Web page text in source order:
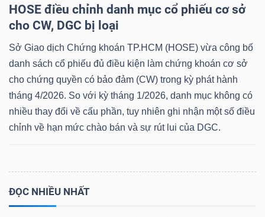
HOSE điều chỉnh danh mục cổ phiếu cơ sở
cho CW, DGC bị loại
Sở Giao dịch Chứng khoán TP.HCM (HOSE) vừa công bố
danh sách cổ phiếu đủ điều kiện làm chứng khoán cơ sở
cho chứng quyền có bảo đảm (CW) trong kỳ phát hành
tháng 4/2026. So với kỳ tháng 1/2026, danh mục không có
nhiều thay đổi về cấu phần, tuy nhiên ghi nhận một số điều
chỉnh về hạn mức chào bán và sự rút lui của DGC.
ĐỌC NHIỀU NHẤT
Truyền
thông
Dữ